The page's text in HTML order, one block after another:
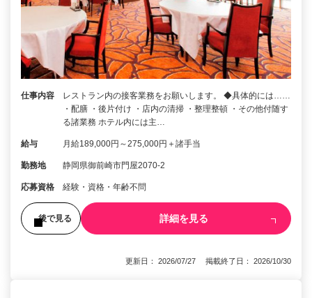
仕事内容
レストラン内の接客業務をお願いします。 ◆具体的には……
・配膳 ・後片付け ・店内の清掃 ・整理整頓 ・その他付随す
る諸業務 ホテル内には主…
給与 月給189,000円～275,000円＋諸手当
勤務地 静岡県御前崎市門屋2070-2
応募資格 経験・資格・年齢不問
後で見る 詳細を見る
更新日： 2026/07/27 掲載終了日： 2026/10/30